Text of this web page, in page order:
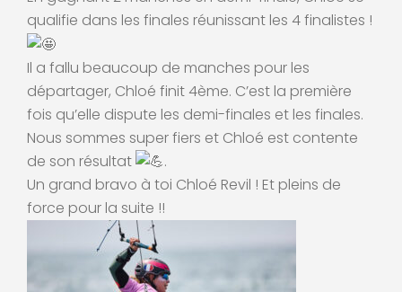
qualifie dans les finales réunissant les 4 finalistes !
Il a fallu beaucoup de manches pour les
départager, Chloé finit 4ème. C’est la première
fois qu’elle dispute les demi-finales et les finales.
Nous sommes super fiers et Chloé est contente
de son résultat
.
Un grand bravo à toi Chloé Revil ! Et pleins de
force pour la suite !!